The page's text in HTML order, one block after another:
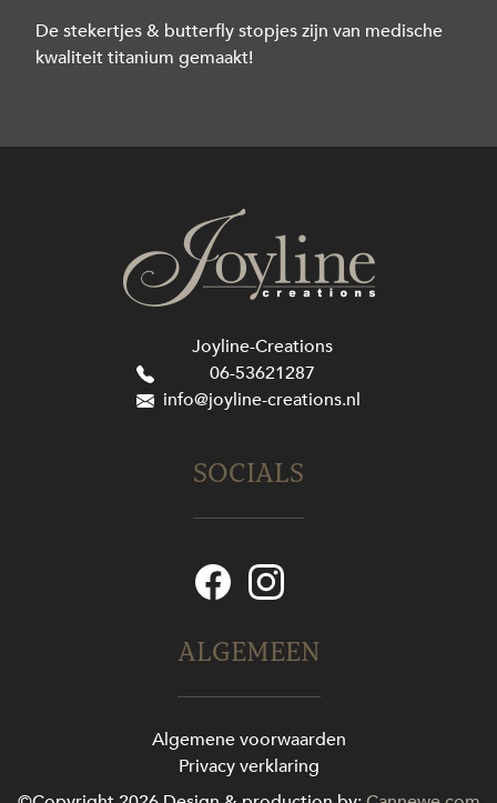
De stekertjes & butterfly stopjes zijn van medische
kwaliteit titanium gemaakt!
Joyline-Creations
06-53621287
info@joyline-creations.nl
ALGEMEEN
Algemene voorwaarden
Privacy verklaring
SOCIALS